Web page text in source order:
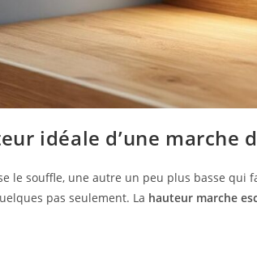
idéale d’une marche
le souffle, une autre un peu plus basse qui
pas seulement. La hauteur marche